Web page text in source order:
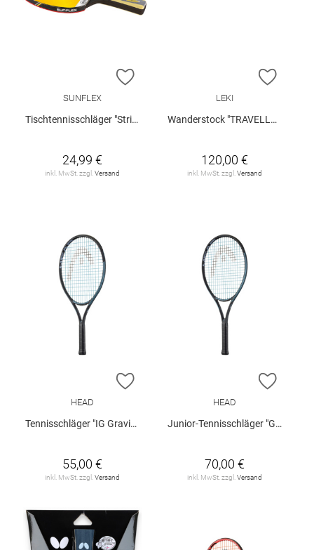
ZUR WUNSCHLISTE HINZUFÜGEN
SUNFLEX
Tischtennisschläger "Strike C35"
24,99 €
inkl. MwSt. zzgl. Versand
ZUR
LEKI
Wanderstock "TRAVELLER ALU"
120,00 €
inkl. MwSt. zzgl. Versand
ZUR WUNSCHLISTE HINZUFÜGEN
HEAD
Tennisschläger "IG Gravity Jr. 23"
55,00 €
inkl. MwSt. zzgl. Versand
ZUR
HEAD
Junior-Tennisschläger "Gravity 25"
70,00 €
inkl. MwSt. zzgl. Versand